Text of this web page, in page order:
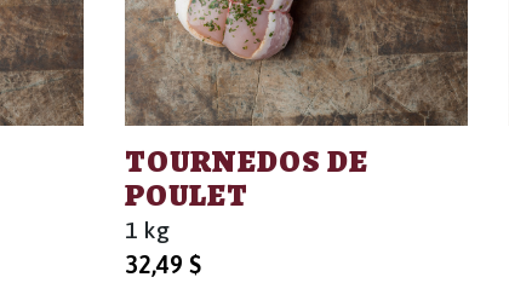
TOURNEDOS DE
POULET
1 kg
32,49$